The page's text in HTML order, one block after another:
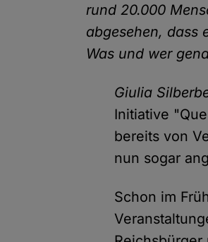
rund 20.000
abgesehen, dass
Was und wer
Giulia
Initiative
bereits von
nun sogar
Schon im